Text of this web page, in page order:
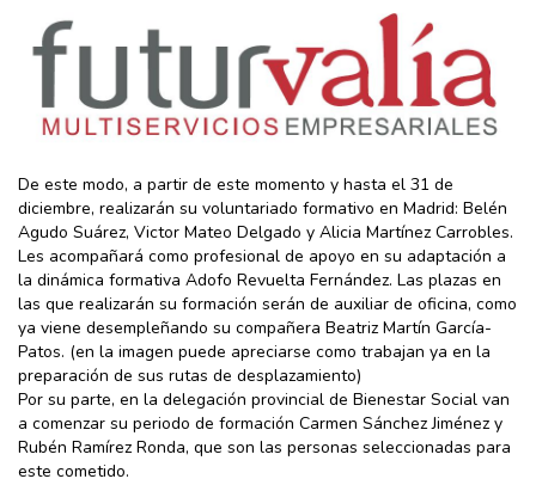
De este modo, a partir de este momento y hasta el 31 de
diciembre, realizarán su voluntariado formativo en Madrid: Belén
Agudo Suárez, Victor Mateo Delgado y Alicia Martínez Carrobles.
Les acompañará como profesional de apoyo en su adaptación a
la dinámica formativa Adofo Revuelta Fernández. Las plazas en
las que realizarán su formación serán de auxiliar de oficina, como
ya viene desempleñando su compañera Beatriz Martín García-
Patos. (en la imagen puede apreciarse como trabajan ya en la
preparación de sus rutas de desplazamiento)
Por su parte, en la delegación provincial de Bienestar Social van
a comenzar su periodo de formación Carmen Sánchez Jiménez y
Rubén Ramírez Ronda, que son las personas seleccionadas para
este cometido.